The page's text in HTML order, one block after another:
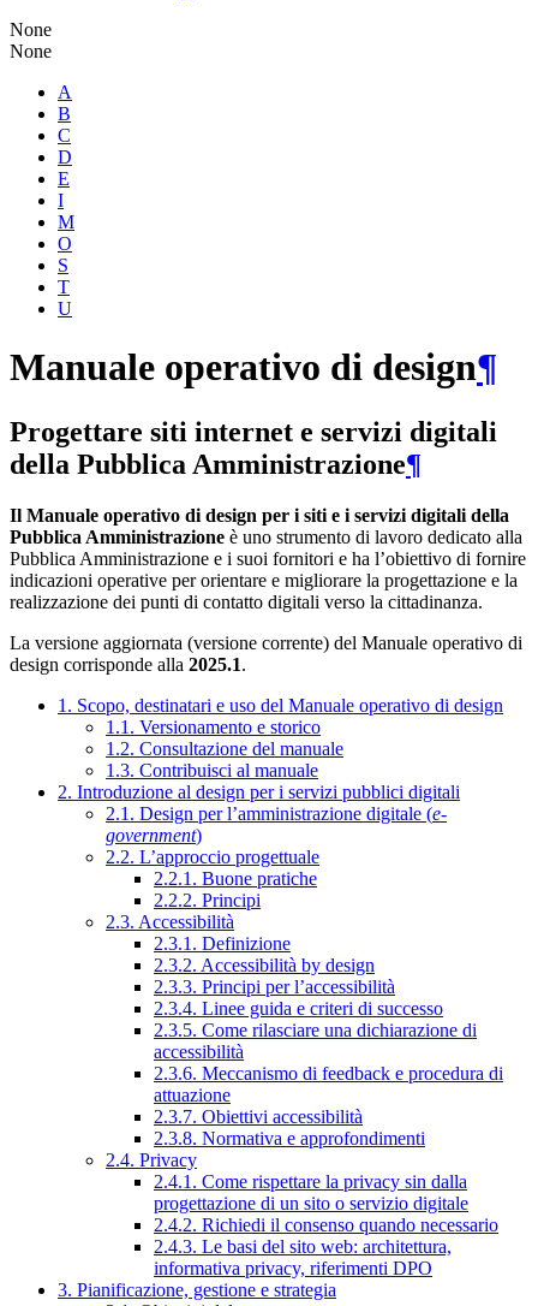
None
None
A
B
C
D
E
I
M
O
S
T
U
Manuale operativo di design¶
Progettare siti internet e servizi digitali
della Pubblica Amministrazione¶
Il Manuale operativo di design per i siti e i servizi digitali della
Pubblica Amministrazione è uno strumento di lavoro dedicato alla
Pubblica Amministrazione e i suoi fornitori e ha l’obiettivo di fornire
indicazioni operative per orientare e migliorare la progettazione e la
realizzazione dei punti di contatto digitali verso la cittadinanza.
La versione aggiornata (versione corrente) del Manuale operativo di
design corrisponde alla 2025.1.
1. Scopo, destinatari e uso del Manuale operativo di design
1.1. Versionamento e storico
1.2. Consultazione del manuale
1.3. Contribuisci al manuale
2. Introduzione al design per i servizi pubblici digitali
2.1. Design per l’amministrazione digitale (e-
government)
2.2. L’approccio progettuale
2.2.1. Buone pratiche
2.2.2. Principi
2.3. Accessibilità
2.3.1. Definizione
2.3.2. Accessibilità by design
2.3.3. Principi per l’accessibilità
2.3.4. Linee guida e criteri di successo
2.3.5. Come rilasciare una dichiarazione di
accessibilità
2.3.6. Meccanismo di feedback e procedura di
attuazione
2.3.7. Obiettivi accessibilità
2.3.8. Normativa e approfondimenti
2.4. Privacy
2.4.1. Come rispettare la privacy sin dalla
progettazione di un sito o servizio digitale
2.4.2. Richiedi il consenso quando necessario
2.4.3. Le basi del sito web: architettura,
informativa privacy, riferimenti DPO
3. Pianificazione, gestione e strategia